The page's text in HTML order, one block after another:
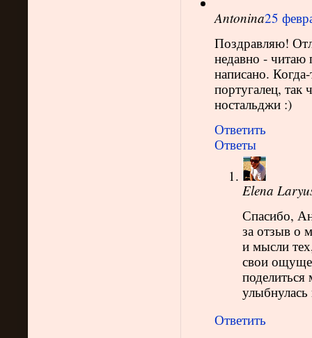
Antonina25
Поздравляю!
недавно - читаю
написано.
португалец, так
ностальджи :)
Ответить
Ответы
Elena
Спасибо,
за отзыв о
и мысли
свои
Ответить